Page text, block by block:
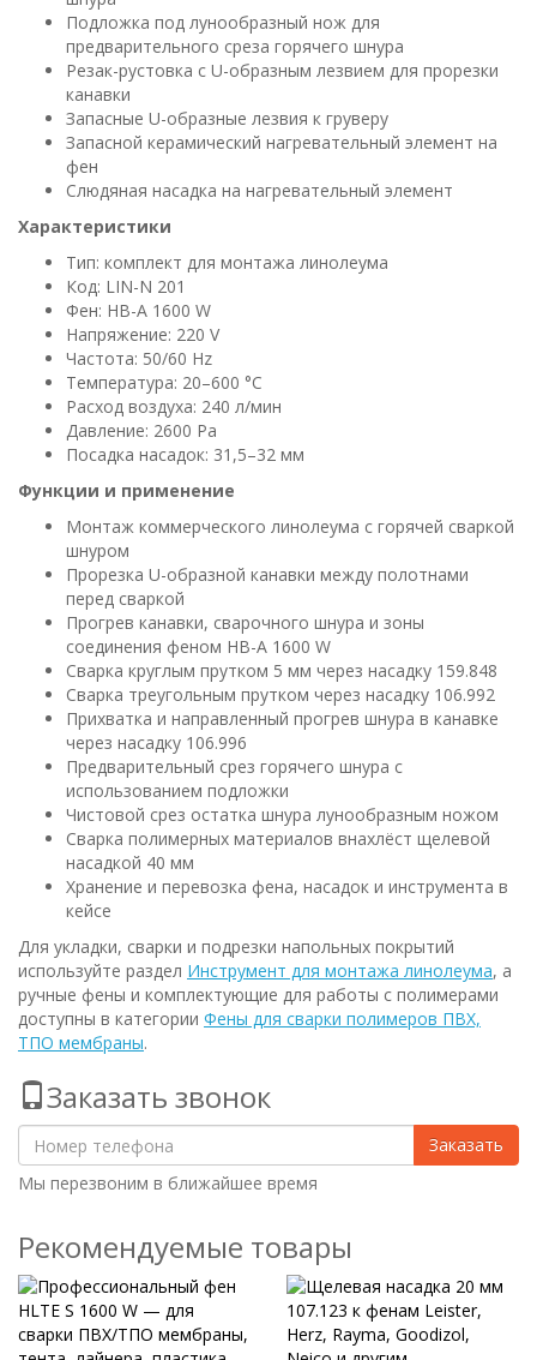
Подложка под лунообразный нож для
предварительного среза горячего шнура
Резак-рустовка с U-образным лезвием для прорезки
канавки
Запасные U-образные лезвия к груверу
Запасной керамический нагревательный элемент на
фен
Слюдяная насадка на нагревательный элемент
Характеристики
Тип: комплект для монтажа линолеума
Код: LIN-N 201
Фен: HB-A 1600 W
Напряжение: 220 V
Частота: 50/60 Hz
Температура: 20–600 °C
Расход воздуха: 240 л/мин
Давление: 2600 Pa
Посадка насадок: 31,5–32 мм
Функции и применение
Монтаж коммерческого линолеума с горячей сваркой
шнуром
Прорезка U-образной канавки между полотнами
перед сваркой
Прогрев канавки, сварочного шнура и зоны
соединения феном HB-A 1600 W
Сварка круглым прутком 5 мм через насадку 159.848
Сварка треугольным прутком через насадку 106.992
Прихватка и направленный прогрев шнура в канавке
через насадку 106.996
Предварительный срез горячего шнура с
использованием подложки
Чистовой срез остатка шнура лунообразным ножом
Сварка полимерных материалов внахлёст щелевой
насадкой 40 мм
Хранение и перевозка фена, насадок и инструмента в
кейсе
Для укладки, сварки и подрезки напольных покрытий
используйте раздел Инструмент для монтажа линолеума, а
ручные фены и комплектующие для работы с полимерами
доступны в категории Фены для сварки полимеров ПВХ,
ТПО мембраны.
Заказать звонок
Заказать
Мы перезвоним в ближайшее время
Рекомендуемые товары